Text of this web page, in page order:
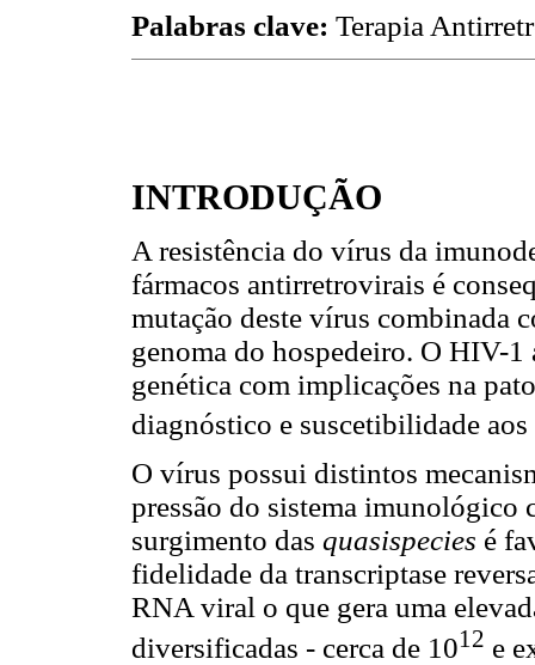
Palabras clave: Terapia
INTRODUÇÃO
A resistência do vírus da
fármacos antirretrovirais é
mutação deste vírus combinada
genoma do hospedeiro. O HIV-
genética com implicações na
diagnóstico e suscetibilidade
O vírus possui distintos
pressão do sistema imunológico
surgimento das quasispecies é
fidelidade da transcriptase
RNA viral o que gera uma
diversificadas - cerca de 1012 e